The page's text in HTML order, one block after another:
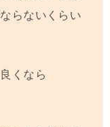
らないくらい
くなら